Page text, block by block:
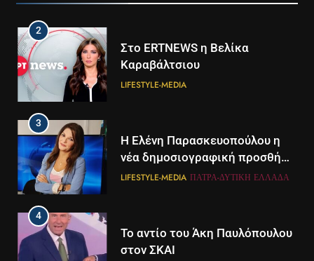
2
Στο ERTNEWS η Βελίκα
Καραβάλτσιου
LIFESTYLE-MEDIA
3
Η Ελένη Παρασκευοπούλου η
νέα δημοσιογραφική προσθήκη
του ΣΚΑΪ στην Πάτρα
LIFESTYLE-MEDIA ΠΆΤΡΑ-ΔΥΤΙΚΉ ΕΛΛΆΔΑ
4
Το αντίο του Άκη Παυλόπουλου
στον ΣΚΑΙ